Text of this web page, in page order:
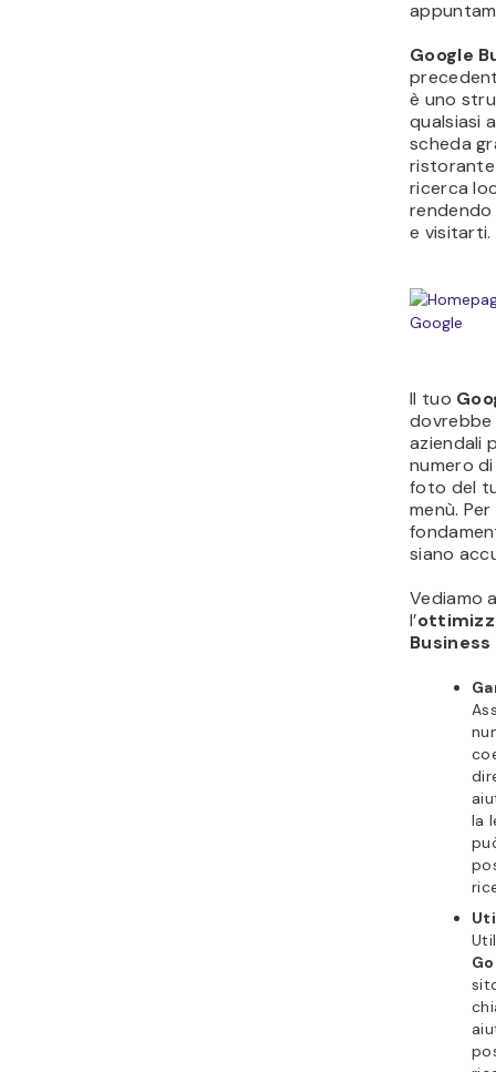
Google
è uno
qualsiasi
scheda
ricerca
e visitarti.
Il tuo
dovrebbe
aziendali
numero
foto del
menù.
siano
Vediamo
l’
la